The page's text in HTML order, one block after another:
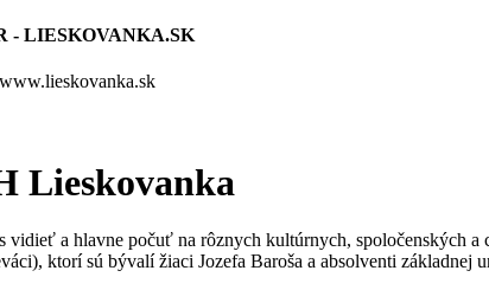
- LIESKOVANKA.SK
Lieskovanka
a hlavne počuť na rôznych kultúrnych, spoločenských
ktorí sú bývalí žiaci Jozefa Baroša a absolventi základnej